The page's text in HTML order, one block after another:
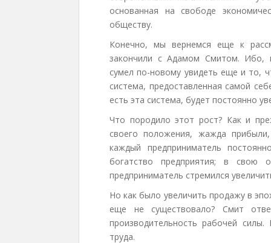
основанная на свободе
обществу.
Конечно, мы вернемся еще к
закончили с Адамом Смитом. Ибо,
сумел по-новому увидеть еще и то,
система, предоставленная самой
есть эта система, будет постоянно
Что породило этот рост? Как и
своего положения, жажда
каждый предприниматель
богатство предприятия; в
предприниматель стремился
Но как было увеличить продажу в
еще не существовало? Смит
производительность рабочей
труда.